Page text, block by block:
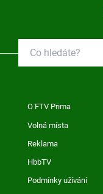
O FTV Prima
Volná místa
Reklama
HbbTV
Podmínky užívání